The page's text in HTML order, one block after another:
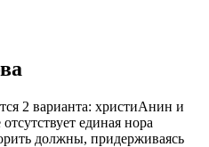
2 варианта: христиАнин и
единая нора
должны, придерживаясь